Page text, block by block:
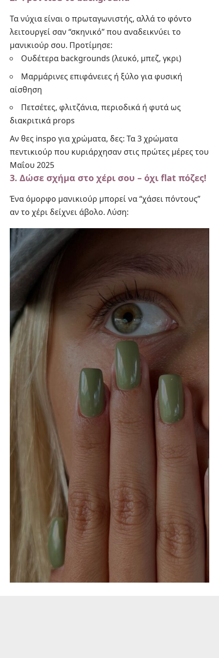
Τα νύχια είναι ο πρωταγωνιστής, αλλά το φόντο
λειτουργεί σαν “σκηνικό” που αναδεικνύει το
μανικιούρ σου. Προτίμησε:
Ουδέτερα backgrounds (λευκό, μπεζ, γκρι)
Μαρμάρινες επιφάνειες ή ξύλο για φυσική
αίσθηση
Πετσέτες, φλιτζάνια, περιοδικά ή φυτά ως
διακριτικά props
Αν θες inspo για χρώματα, δες: Τα 3 χρώματα
πεντικιούρ που κυριάρχησαν στις πρώτες μέρες του
Μαΐου 2025
3. Δώσε σχήμα στο χέρι σου – όχι flat πόζες!
Ένα όμορφο μανικιούρ μπορεί να “χάσει πόντους”
αν το χέρι δείχνει άβολο. Λύση: